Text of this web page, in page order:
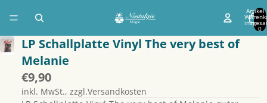
Artikel
0
LP Schallplatte Vinyl The very best of
Melanie
€9,90
inkl. MwSt., zzgl.Versandkosten